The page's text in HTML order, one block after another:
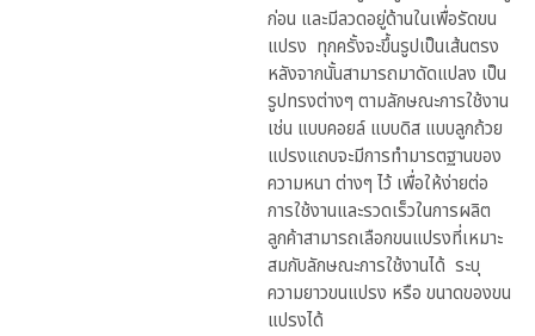
ก่อน และมีลวดอยู่ด้านในเพื่อรัดขน
แปรง ทุกครั้งจะขึ้นรูปเป็นเส้นตรง
หลังจากนั้นสามารถมาดัดแปลง เป็น
รูปทรงต่างๆ ตามลักษณะการใช้งาน
เช่น แบบคอยล์ แบบดิส แบบลูกถ้วย
แปรงแถบจะมีการทำมารตฐานของ
ความหนา ต่างๆ ไว้ เพื่อให้ง่ายต่อ
การใช้งานและรวดเร็วในการผลิต
ลูกค้าสามารถเลือกขนแปรงที่เหมาะ
สมกับลักษณะการใช้งานได้ ระบุ
ความยาวขนแปรง หรือ ขนาดของขน
แปรงได้